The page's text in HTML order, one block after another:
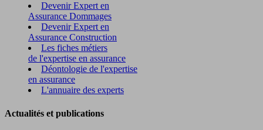
Devenir Expert en
Assurance Dommages
Devenir Expert en
Assurance Construction
Les fiches métiers
de l'expertise en assurance
Déontologie de l'expertise
en assurance
L'annuaire des experts
Actualités et publications